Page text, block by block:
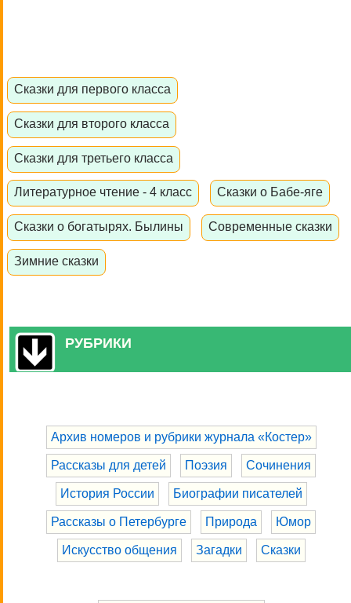
Сказки для первого класса
Сказки для второго класса
Сказки для третьего класса
Литературное чтение - 4 класс Сказки о Бабе-яге
Сказки о богатырях. Былины Современные сказки
Зимние сказки
РУБРИКИ
Архив номеров и рубрики журнала «Костер»
Рассказы для детей Поэзия Сочинения
История России Биографии писателей
Рассказы о Петербурге Природа Юмор
Искусство общения Загадки Сказки